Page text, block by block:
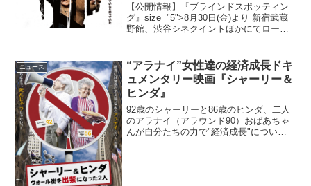
【公開情報】『ブラインドスポッティン
グ』size="5">8月30日(金)より 新宿武蔵
野館、渋谷シネクイントほかにてロード
画祭ほか、各国の映画祭て...
ニュース
“アラナイ”女性達の経済成長ドキ
ュメンタリー映画『シャーリー＆
ヒンダ』
92歳のシャーリーと86歳のヒンダ、二人
のアラナイ（アラウンド90）おばあちゃ
んが自分たちの力で"経済成長"について